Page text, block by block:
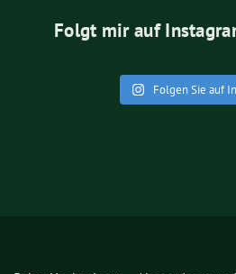
Folgt mir auf
Folgen Sie auf